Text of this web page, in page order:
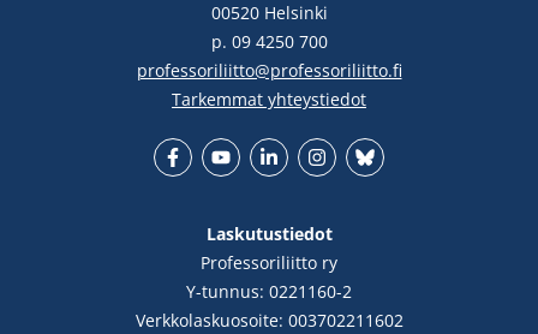
00520 Helsinki
p. 09 4250 700
professoriliitto@professoriliitto.fi
Tarkemmat yhteystiedot
Laskutustiedot
Professoriliitto ry
Y-tunnus: 0221160-2
Verkkolaskuosoite: 003702211602